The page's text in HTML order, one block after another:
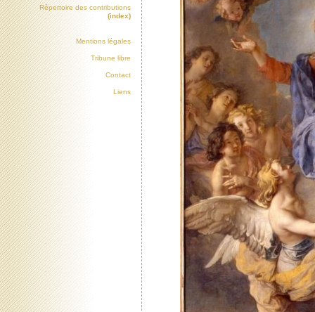
Répertoire des contributions
(index)
Mentions légales
Tribune libre
Contact
Liens